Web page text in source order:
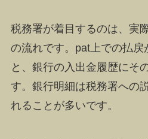
税務署が着目するのは、実
の流れです。pat上での払戻
と、銀行の入出金履歴にそ
す。銀行明細は税務署への
れることが多いです。